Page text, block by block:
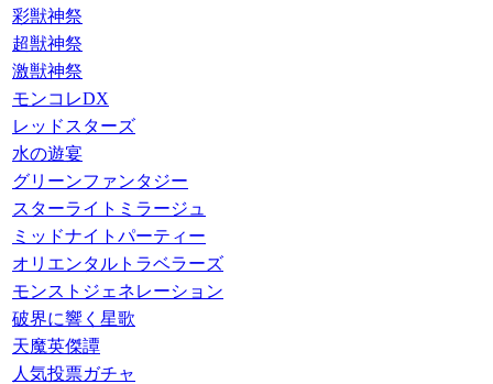
彩獣神祭
超獣神祭
激獣神祭
モンコレDX
レッドスターズ
水の遊宴
グリーンファンタジー
スターライトミラージュ
ミッドナイトパーティー
オリエンタルトラベラーズ
モンストジェネレーション
破界に響く星歌
天魔英傑譚
人気投票ガチャ